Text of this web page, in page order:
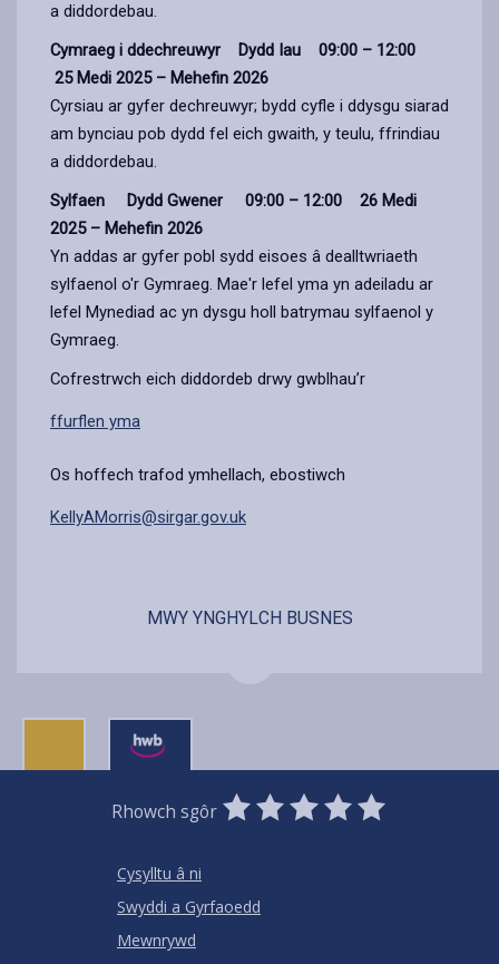
a diddordebau.
Cymraeg i ddechreuwyr Dydd Iau 09:00 – 12:00
25 Medi 2025 – Mehefin 2026
Cyrsiau ar gyfer dechreuwyr; bydd cyfle i ddysgu siarad
am bynciau pob dydd fel eich gwaith, y teulu, ffrindiau
a diddordebau.
Sylfaen Dydd Gwener 09:00 – 12:00 26 Medi
2025 – Mehefin 2026
Yn addas ar gyfer pobl sydd eisoes â dealltwriaeth
sylfaenol o'r Gymraeg. Mae'r lefel yma yn adeiladu ar
lefel Mynediad ac yn dysgu holl batrymau sylfaenol y
Gymraeg.
Cofrestrwch eich diddordeb drwy gwblhau’r
ffurflen yma
Os hoffech trafod ymhellach, ebostiwch
KellyAMorris@sirgar.gov.uk
MWY YNGHYLCH BUSNES
Rhowch sgôr
0
Stars
1
Star
2
Stars
3
Stars
4
Stars
5
Stars
Cysylltu â ni
Swyddi a Gyrfaoedd
Mewnrywd